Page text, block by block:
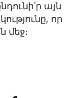
այն
որ
մեջ։